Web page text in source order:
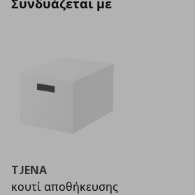
Συνδυάζεται με
TJENA
κουτί αποθήκευσης